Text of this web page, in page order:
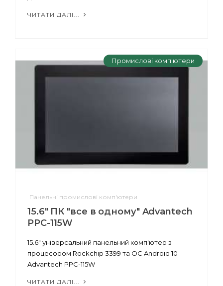
ЧИТАТИ ДАЛІ...
Промислові комп'ютери
Панельні промислові комп'ютери
15.6" ПК "все в одному" Advantech
PPC-115W
15.6" універсальний панельний комп'ютер з
процесором Rockchip 3399 та ОС Android 10
Advantech PPC-115W
ЧИТАТИ ДАЛІ...